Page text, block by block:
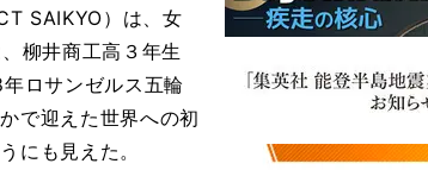
SAIKYO）は、女
柳井商工高３年生
ロサンゼルス五輪
で迎えた世界への初
にも見えた。